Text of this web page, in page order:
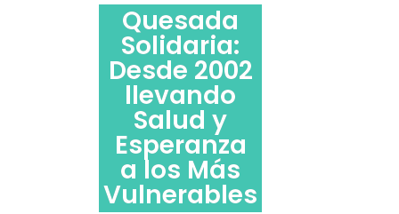
Quesada
Solidaria:
Desde 2002
llevando
Salud y
Esperanza
a los Más
Vulnerables